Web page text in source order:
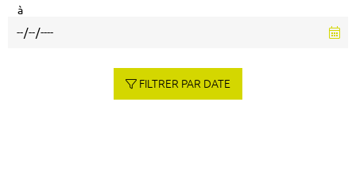
à
FILTRER PAR DATE